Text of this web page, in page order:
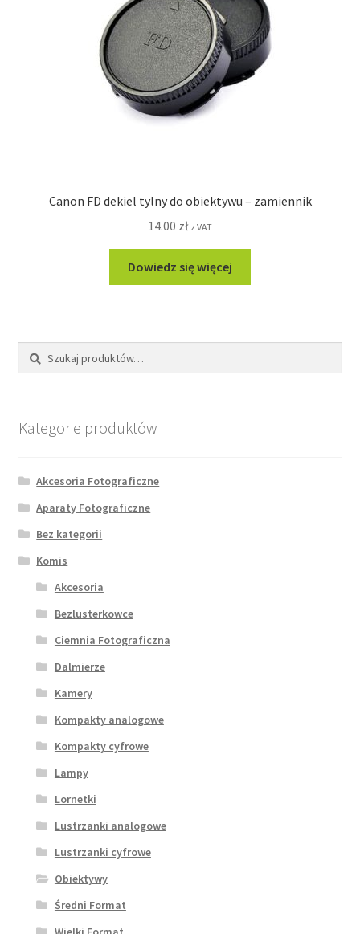
Canon FD dekiel tylny do obiektywu – zamiennik
14.00 zł z VAT
Dowiedz się więcej
Szukaj:
Szukaj
Kategorie produktów
Akcesoria Fotograficzne
Aparaty Fotograficzne
Bez kategorii
Komis
Akcesoria
Bezlusterkowce
Ciemnia Fotograficzna
Dalmierze
Kamery
Kompakty analogowe
Kompakty cyfrowe
Lampy
Lornetki
Lustrzanki analogowe
Lustrzanki cyfrowe
Obiektywy
Średni Format